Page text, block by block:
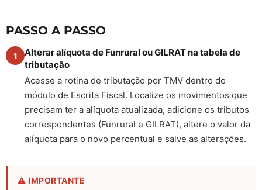
PASSO A PASSO
1
Alterar alíquota de Funrural ou GILRAT na tabela de
tributação
Acesse a rotina de tributação por TMV dentro do
módulo de Escrita Fiscal. Localize os movimentos que
precisam ter a alíquota atualizada, adicione os tributos
correspondentes (Funrural e GILRAT), altere o valor da
alíquota para o novo percentual e salve as alterações.
⚠ IMPORTANTE